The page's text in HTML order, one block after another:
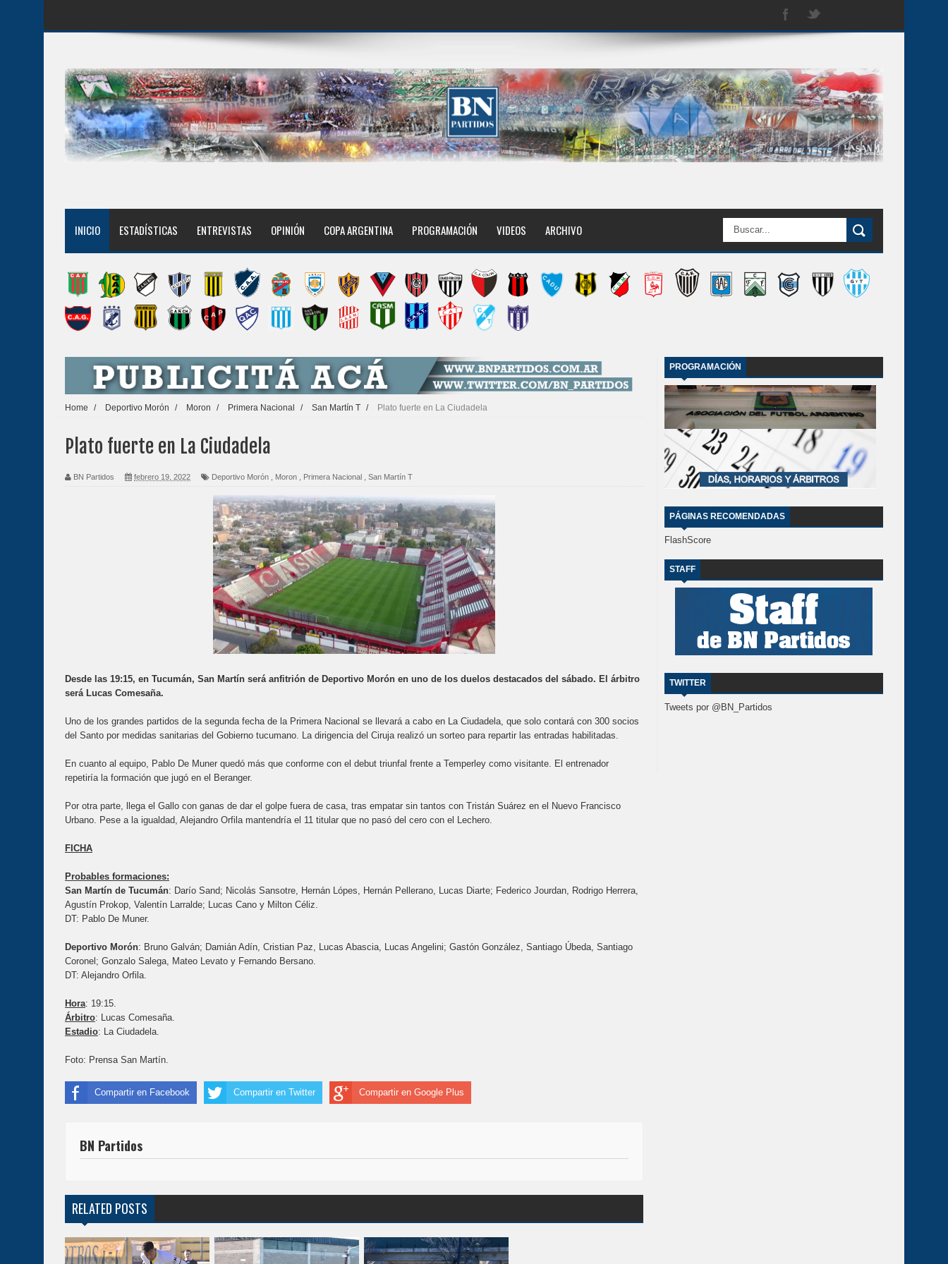
INICIO ESTADÍSTICAS ENTREVISTAS OPINIÓN COPA ARGENTINA PROGRAMACIÓN VIDEOS ARCHIVO
Home / Deportivo Morón / Moron / Primera Nacional / San Martín T / Plato fuerte en La Ciudadela
Plato fuerte en La Ciudadela
BN Partidos febrero 19, 2022 Deportivo Morón Moron Primera Nacional San Martín T
Desde las 19:15, en Tucumán, San Martín será anfitrión de Deportivo Morón en uno de los duelos destacados del sábado. El árbitro
será Lucas Comesaña.
Uno de los grandes partidos de la segunda fecha de la Primera Nacional se llevará a cabo en La Ciudadela, que solo contará con 300 socios
del Santo por medidas sanitarias del Gobierno tucumano. La dirigencia del Ciruja realizó un sorteo para repartir las entradas habilitadas.
En cuanto al equipo, Pablo De Muner quedó más que conforme con el debut triunfal frente a Temperley como visitante. El entrenador
repetiría la formación que jugó en el Beranger.
Por otra parte, llega el Gallo con ganas de dar el golpe fuera de casa, tras empatar sin tantos con Tristán Suárez en el Nuevo Francisco
Urbano. Pese a la igualdad, Alejandro Orfila mantendría el 11 titular que no pasó del cero con el Lechero.
FICHA
Probables formaciones:
San Martín de Tucumán: Darío Sand; Nicolás Sansotre, Hernán Lópes, Hernán Pellerano, Lucas Diarte; Federico Jourdan, Rodrigo Herrera,
Agustín Prokop, Valentín Larralde; Lucas Cano y Milton Céliz.
DT: Pablo De Muner.
Deportivo Morón: Bruno Galván; Damián Adín, Cristian Paz, Lucas Abascia, Lucas Angelini; Gastón González, Santiago Úbeda, Santiago
Coronel; Gonzalo Salega, Mateo Levato y Fernando Bersano.
DT: Alejandro Orfila.
Hora: 19:15.
Árbitro: Lucas Comesaña.
Estadio: La Ciudadela.
Foto: Prensa San Martín.
Compartir en Facebook Compartir en Twitter Compartir en Google Plus
BN Partidos
RELATED POSTS
PROGRAMACIÓN
PÁGINAS RECOMENDADAS
FlashScore
STAFF
TWITTER
Tweets por @BN_Partidos